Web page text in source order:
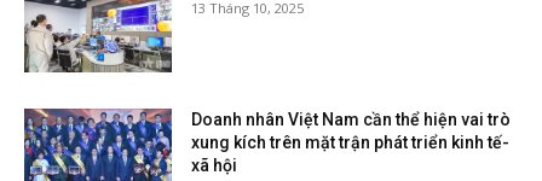
13 Tháng 10, 2025
Doanh nhân Việt Nam cần thể hiện vai trò
xung kích trên mặt trận phát triển kinh tế-
xã hội